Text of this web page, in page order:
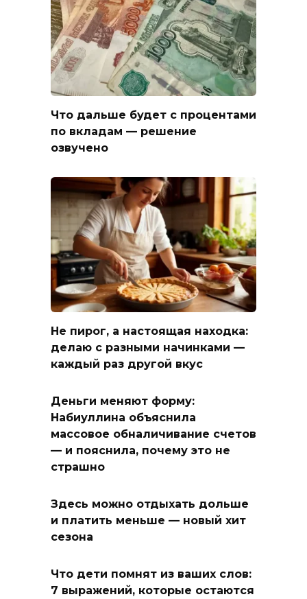
Что дальше будет с процентами
по вкладам — решение
озвучено
Не пирог, а настоящая находка:
делаю с разными начинками —
каждый раз другой вкус
Деньги меняют форму:
Набиуллина объяснила
массовое обналичивание счетов
— и пояснила, почему это не
страшно
Здесь можно отдыхать дольше
и платить меньше — новый хит
сезона
Что дети помнят из ваших слов:
7 выражений, которые остаются